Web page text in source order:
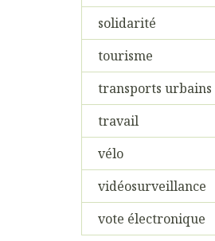
solidarité
tourisme
transports urbains
travail
vélo
vidéosurveillance
vote électronique